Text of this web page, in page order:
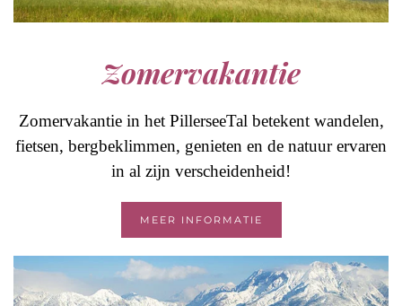
Zomervakantie
Zomervakantie in het PillerseeTal betekent wandelen,
fietsen, bergbeklimmen, genieten en de natuur ervaren
in al zijn verscheidenheid!
MEER INFORMATIE